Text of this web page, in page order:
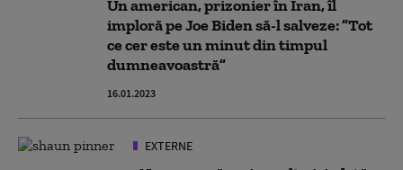
Un american, prizonier în Iran, îl
imploră pe Joe Biden să-l salveze: ”Tot
ce cer este un minut din timpul
dumneavoastră”
16.01.2023
EXTERNE